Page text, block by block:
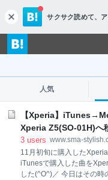
c
l
o
s
サクサク読めて、
人気
【Xperia】
Xperia Z5(SO-01H)へ
3 users www.sma-
11月初旬に購入した
iTunesで購入した曲を
した(^O^)／ 今日はその時